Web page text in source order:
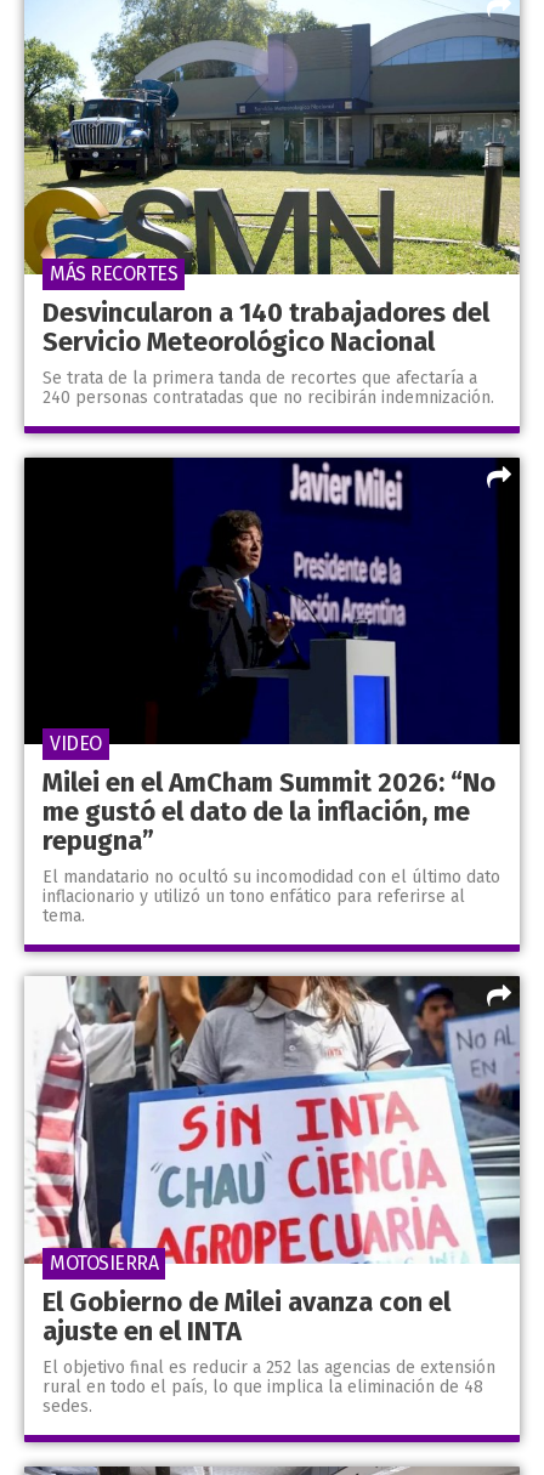
Desvincularon a 140 trabajadores del
Servicio Meteorológico Nacional
Se trata de la primera tanda de recortes que afectaría a
240 personas contratadas que no recibirán indemnización.
MÁS RECORTES
Milei en el AmCham Summit 2026: “No
me gustó el dato de la inflación, me
repugna”
El mandatario no ocultó su incomodidad con el último dato
inflacionario y utilizó un tono enfático para referirse al
tema.
VIDEO
El Gobierno de Milei avanza con el
ajuste en el INTA
El objetivo final es reducir a 252 las agencias de extensión
rural en todo el país, lo que implica la eliminación de 48
sedes.
MOTOSIERRA